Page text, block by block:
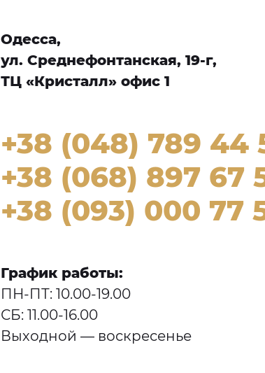
Одесса,
ул. Среднефонтанская, 19-г,
ТЦ «Кристалл» офис 1
+38 (048) 789 44
+38 (068) 897 67
+38 (093) 000 77
График работы:
ПН-ПТ: 10.00-19.00
СБ: 11.00-16.00
Выходной — воскресенье